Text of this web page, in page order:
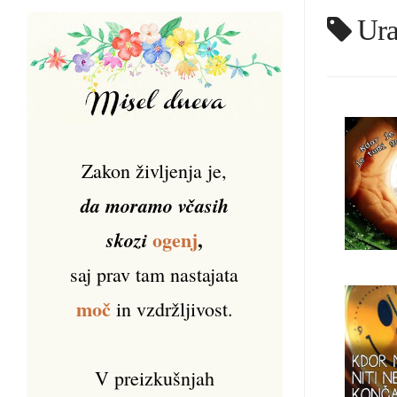
Zakon življenja je,
da moramo včasih
skozi ogenj,
saj prav tam nastajata
močin vzdržljivost.
V preizkušnjah